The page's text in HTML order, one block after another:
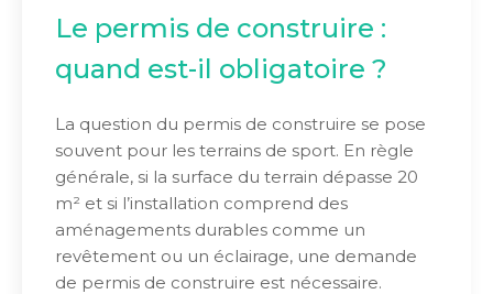
Le permis de construire :
quand est-il obligatoire ?
La question du permis de construire se pose
souvent pour les terrains de sport. En règle
générale, si la surface du terrain dépasse 20
m² et si l’installation comprend des
aménagements durables comme un
revêtement ou un éclairage, une demande
de permis de construire est nécessaire.